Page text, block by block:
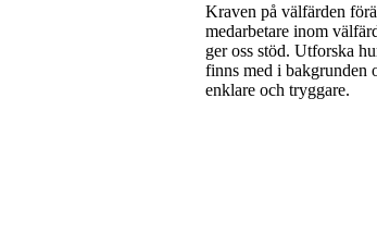
Kraven på välfärden
medarbetare inom
ger oss stöd. Utforska
finns med i bakgrunden
enklare och tryggare.